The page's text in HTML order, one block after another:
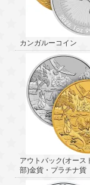
カンガルーコイン
アウトバック(オース
部)金貨・プラチナ貨